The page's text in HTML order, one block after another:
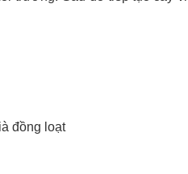
đồng loạt